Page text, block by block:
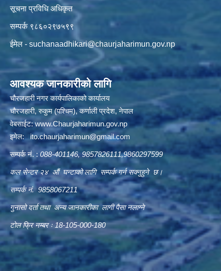
सूचना प्रविधि अधिकृत
सम्पर्क ९८६०२९७५९९
ईमेल - suchanaadhikari@chaurjaharimun.gov.np
आवश्यक जानकारीको लागि
चौरजहारी नगर कार्यपालिकाको कार्यालय
चौरजहारी, रुकुम (पश्चिम), कर्णाली प्रदेश, नेपाल
वेबसाईट:www.Chaurjaharimun.gov.np
इमेल:ito.chaurjaharimun@gmail.com
सम्पर्क नं. : 088-401146, 9857826111,9860297599
कल सेन्टर २४ औं घन्टाको लागि सम्पर्क गर्न सक्नुहुने छ।
सम्पर्क नं. 9858067211
गुनासो दर्ता तथा अन्य जानकारीका लागी पैसा नलाग्ने
टोल फ्रि नम्बर ः 18-105-000-180